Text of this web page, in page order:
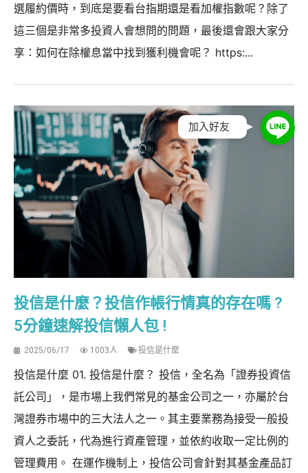
選履約價時，到底是要看台指期還是看加權指數呢？除了
這三個是非常多投資人會想問的問題，最後還會跟大家分
享：如何在除權息當中找到獲利機會呢？ https:...
投信是什麼？投信作帳行情真的存在嗎 ?
5分鐘速解投信懶人包 !
2025/06/17 1003人 投信是什麼
投信是什麼 01. 投信是什麼？ 投信，全名為「證券投資信
託公司」，是市場上我們常見的基金公司之一，亦屬於台
灣證券市場中的三大法人之一。其主要業務為接受一般投
資人之委託，代為進行資產管理，並依約收取一定比例的
管理費用。 在運作機制上，投信公司會針對其基金產品訂
加入好友